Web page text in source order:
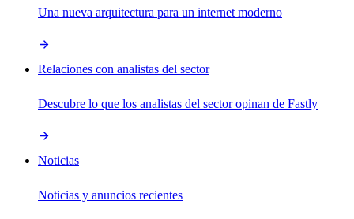
Una nueva arquitectura para un internet moderno
Relaciones con analistas del sector
Descubre lo que los analistas del sector opinan de Fastly
Noticias
Noticias y anuncios recientes